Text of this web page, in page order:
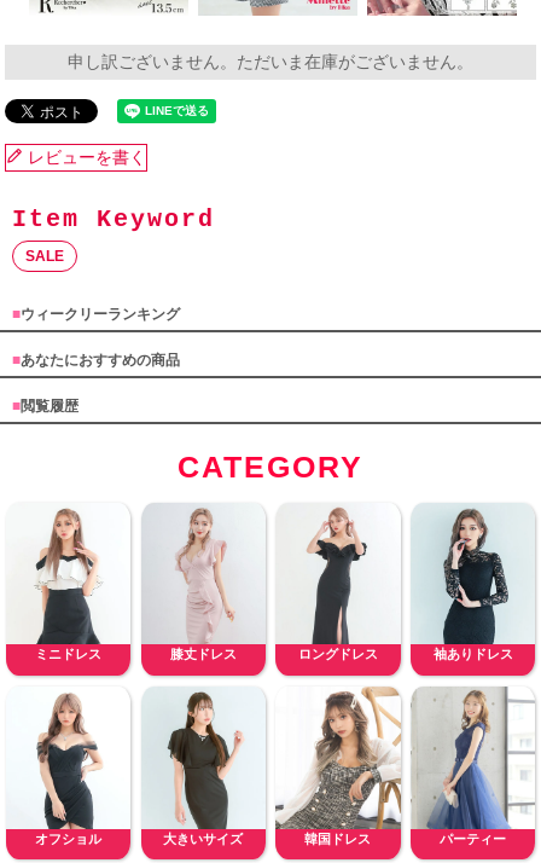
申し訳ございません。ただいま在庫がございません。
レビューを書く
SALE
■ウィークリーランキング
■あなたにおすすめの商品
■閲覧履歴
CATEGORY
ミニドレス 膝丈ドレス ロングドレス 袖ありドレス
オフショル 大きいサイズ 韓国ドレス パーティー